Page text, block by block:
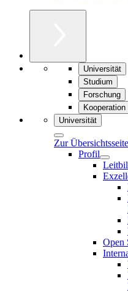
Universität
Studium
Forschung
Universität
Zur Übersichtsseite
Profil
Open